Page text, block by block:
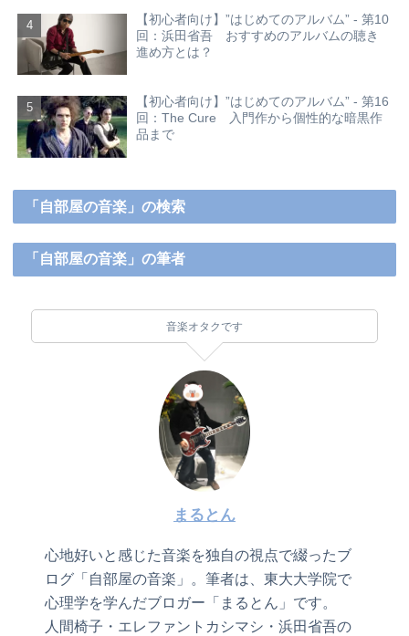
【初心者向け】”はじめてのアルバム” - 第10
回：浜田省吾 おすすめのアルバムの聴き
進め方とは？
【初心者向け】”はじめてのアルバム” - 第16
回：The Cure 入門作から個性的な暗黒作
品まで
「自部屋の音楽」の検索
「自部屋の音楽」の筆者
音楽オタクです
まるとん
心地好いと感じた音楽を独自の視点で綴ったブ
ログ「自部屋の音楽」。筆者は、東大大学院で
心理学を学んだブロガー「まるとん」です。
人間椅子・エレファントカシマシ・浜田省吾の